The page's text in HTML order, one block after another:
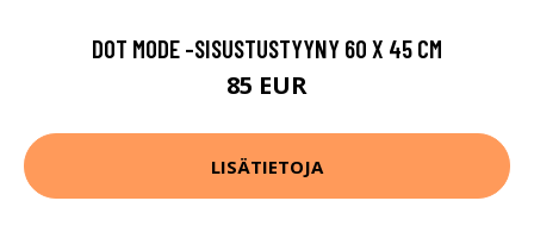
DOT MODE -SISUSTUSTYYNY 60 X 45 CM
85 EUR
LISÄTIETOJA